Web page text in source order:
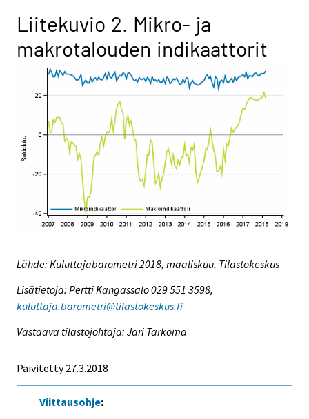
Liitekuvio 2. Mikro- ja
makrotalouden indikaattorit
Lähde: Kuluttajabarometri 2018, maaliskuu. Tilastokeskus
Lisätietoja: Pertti Kangassalo 029 551 3598,
kuluttaja.barometri@tilastokeskus.fi
Vastaava tilastojohtaja: Jari Tarkoma
Päivitetty 27.3.2018
Viittausohje: